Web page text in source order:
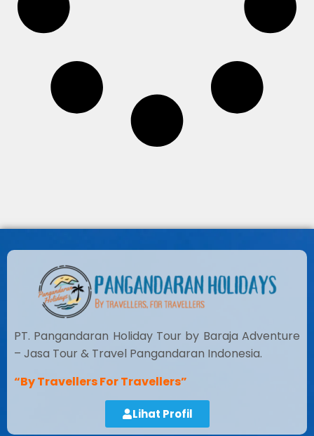
PT. Pangandaran Holiday Tour by Baraja Adventure
– Jasa Tour & Travel Pangandaran Indonesia.
“By Travellers For Travellers”
Lihat Profil